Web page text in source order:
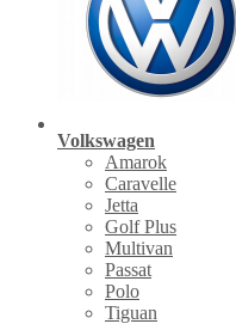
Volkswagen
Amarok
Caravelle
Jetta
Golf Plus
Multivan
Passat
Polo
Tiguan